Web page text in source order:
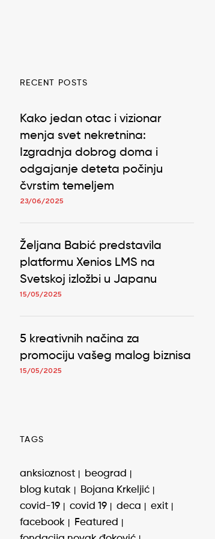
RECENT POSTS
Kako jedan otac i vizionar
menja svet nekretnina:
Izgradnja dobrog doma i
odgajanje deteta počinju
čvrstim temeljem
23/06/2025
Željana Babić predstavila
platformu Xenios LMS na
Svetskoj izložbi u Japanu
15/05/2025
5 kreativnih načina za
promociju vašeg malog biznisa
15/05/2025
TAGS
anksioznost
beograd
blog kutak
Bojana Krkeljić
covid-19
covid 19 deca
exit
facebook
Featured